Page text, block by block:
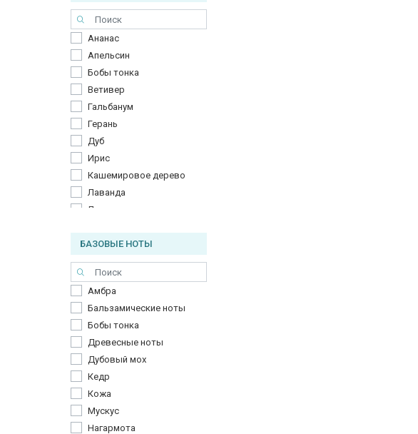
Шафран
Ананас
Апельсин
Бобы тонка
Ветивер
Гальбанум
Герань
Дуб
Ирис
Кашемировое дерево
Лаванда
Лакричник
Нагармота
Роза
Турецкая роза
Фиалка
БАЗОВЫЕ НОТЫ
Амбра
Бальзамические ноты
Бобы тонка
Древесные ноты
Дубовый мох
Кедр
Кожа
Мускус
Нагармота